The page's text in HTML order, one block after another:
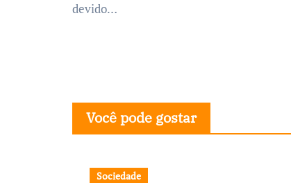
devido…
Você pode gostar
Sociedade